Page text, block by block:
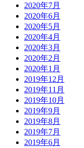
2020年7月
2020年6月
2020年5月
2020年4月
2020年3月
2020年2月
2020年1月
2019年12月
2019年11月
2019年10月
2019年9月
2019年8月
2019年7月
2019年6月